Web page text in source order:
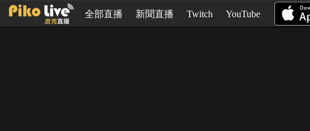
全部直播 新聞直播 Twitch YouTube